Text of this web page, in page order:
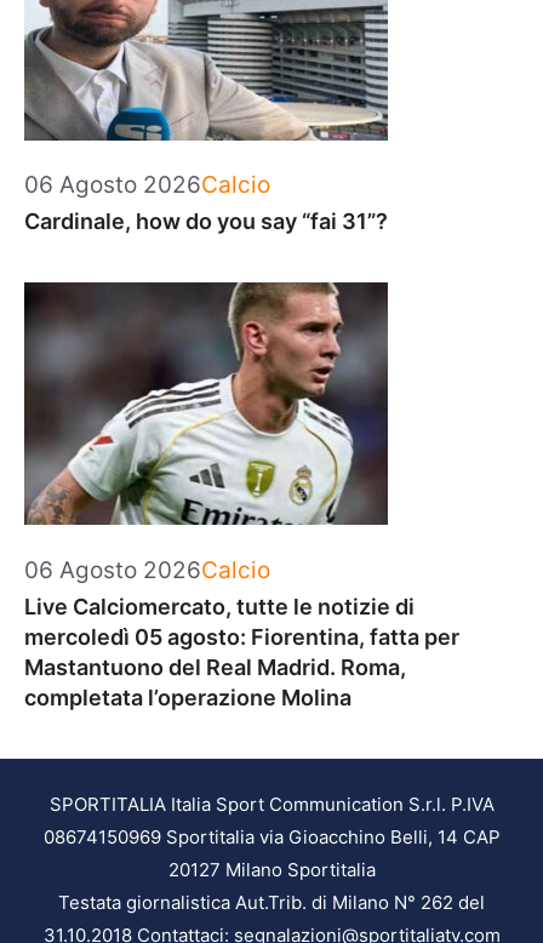
06 Agosto 2026Categorie
Calcio
Cardinale, how do you say “fai 31”?
06 Agosto 2026Categorie
Calcio
Live Calciomercato, tutte le notizie di
mercoledì 05 agosto: Fiorentina, fatta per
Mastantuono del Real Madrid. Roma,
completata l’operazione Molina
SPORTITALIA Italia Sport Communication S.r.l. P.IVA
08674150969 Sportitalia via Gioacchino Belli, 14 CAP
20127 Milano Sportitalia
Testata giornalistica Aut.Trib. di Milano N° 262 del
31.10.2018 Contattaci: segnalazioni@sportitaliatv.com